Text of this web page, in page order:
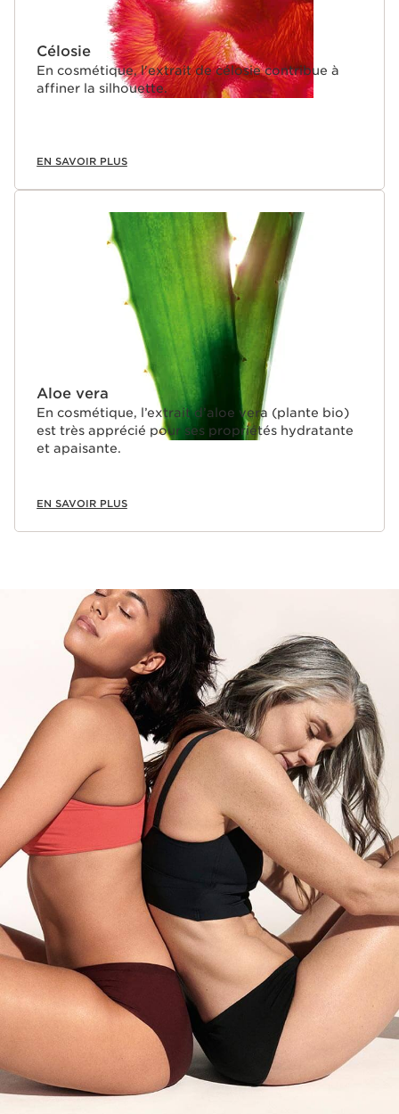
Célosie
En cosmétique, l'extrait de célosie contribue à
affiner la silhouette.
EN SAVOIR PLUS
Aloe vera
En cosmétique, l’extrait d’aloe vera (plante bio)
est très apprécié pour ses propriétés hydratante
et apaisante.
EN SAVOIR PLUS